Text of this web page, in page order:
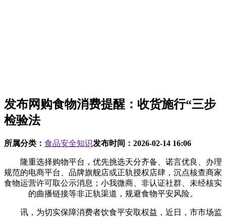
发布网购食物消费提醒：收货施行“三步
检验法
所属分类： 食品安全知识发布时间： 2026-02-14 16:06
隆重选择购物平台，优先挑选天分齐备、诺言优良、办理
规范的电商平台、品牌旗舰店或正轨授权店肆，沉点核查商家
食物运营许可取公示消息；小我微商、非认证社群、未经核实
的曲播链接等非正轨渠道，规避食物平安风险。
讯，为切实保障消费者饮食平安取权益，近日，市市场监